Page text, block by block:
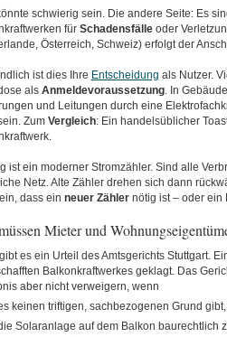
schwierig sein. Die andere Seite: Es
für Schadensfälleoder
Österreich, Schweiz) erfolgt der
ist dies Ihre Entscheidung als Nutzer.
als Anmeldevoraussetzung. In
und Leitungen durch eine
Zum Vergleich: Ein handelsüblicher
ist ein moderner Stromzähler. Sind alle
Netz. Alte Zähler drehen sich dann
dass ein neuer Zählernötig ist – oder ein
Mieter und
es ein Urteil des Amtsgerichts Stuttgart.
Balkonkraftwerkes geklagt. Das
aber nicht verweigern, wenn
keinen triftigen, sachbezogenen Grund gibt,
Solaranlage auf dem Balkon baurechtlich